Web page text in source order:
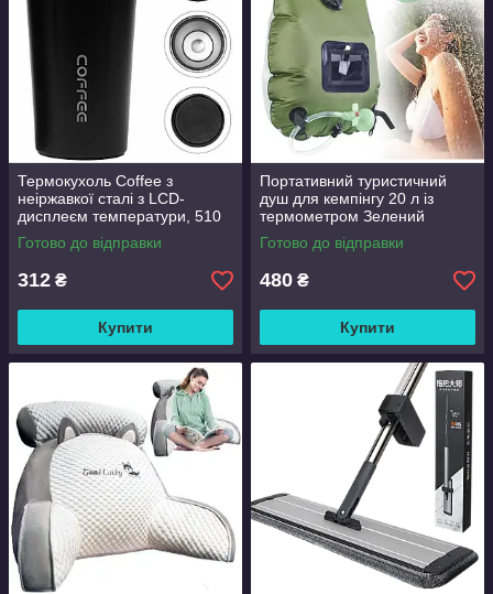
Термокухоль Coffee з
неіржавкої сталі з LCD-
дисплеєм температури, 510
мл Чорний
Готово до відправки
312 ₴
Купити
Портативний туристичний
душ для кемпінгу 20 л із
термометром Зелений
Готово до відправки
480 ₴
Купити